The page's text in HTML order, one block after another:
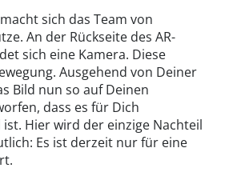
sich das Team von
An der Rückseite des AR-
sich eine Kamera. Diese
Ausgehend von Deiner
Bild nun so auf Deinen
dass es für Dich
Hier wird der einzige Nachteil
Es ist derzeit nur für eine